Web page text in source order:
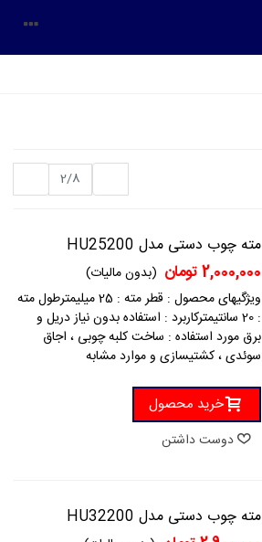
2/8
مته چوب دستی مدل HU25200
2,000,000 تومان
(بدون مالیات)
ویژگیهای محصول : قطر مته : 25 میلیمترطول مته
: 20 سانتیمترکاربرد : استفاده بدون نیاز دریل و
برق مورد استفاده : ساخت کلبه چوبی ، اجاق
سوئدی ، کشتیسازی و موارد مشابه
خرید محصول
دوست داشتن
مته چوب دستی مدل HU32200